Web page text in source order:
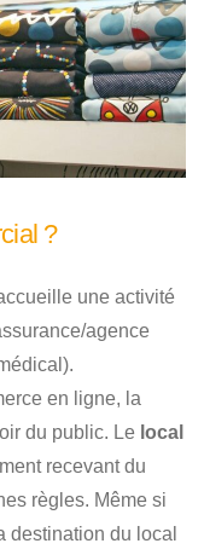
?
une activité
agence
en ligne, la
du public. Le local
recevant du
règles. Même si
destination du local